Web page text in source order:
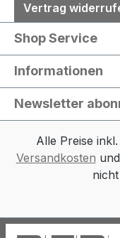
Vertrag
Shop Service
Informationen
Newsletter
Alle Preise
Versandkosten